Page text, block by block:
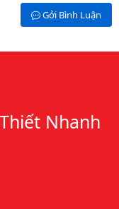
Gởi Bình Luận
Nhanh